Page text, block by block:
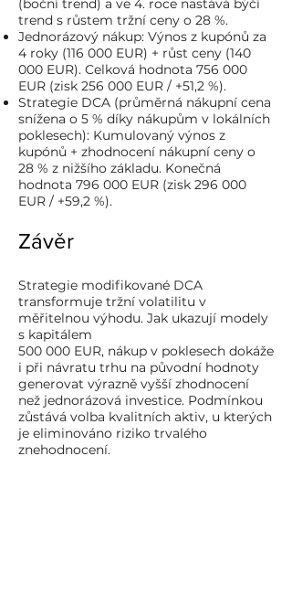
(boční trend) a ve 4. roce nastává býčí
trend s růstem tržní ceny o 28 %.
Jednorázový nákup: Výnos z kupónů za
4 roky (116 000 EUR) + růst ceny (140
000 EUR). Celková hodnota 756 000
EUR (zisk 256 000 EUR / +51,2 %).
Strategie DCA (průměrná nákupní cena
snížena o 5 % díky nákupům v lokálních
poklesech): Kumulovaný výnos z
kupónů + zhodnocení nákupní ceny o
28 % z nižšího základu. Konečná
hodnota 796 000 EUR (zisk 296 000
EUR / +59,2 %).
Závěr
Strategie modifikované DCA
transformuje tržní volatilitu v
měřitelnou výhodu. Jak ukazují modely
s kapitálem
500 000 EUR, nákup v poklesech dokáže
i při návratu trhu na původní hodnoty
generovat výrazně vyšší zhodnocení
než jednorázová investice. Podmínkou
zůstává volba kvalitních aktiv, u kterých
je eliminováno riziko trvalého
znehodnocení.